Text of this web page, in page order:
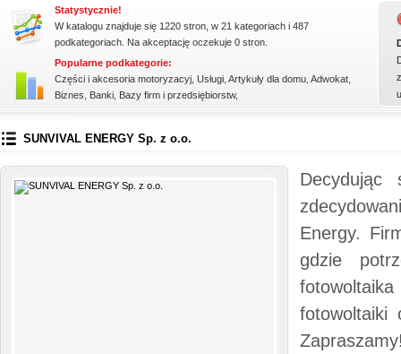
Statystycznie!
W katalogu znajduje się 1220 stron, w 21 kategoriach i 487
podkategoriach. Na akceptację oczekuje 0 stron.
Popularne podkategorie:
Części i akcesoria motoryzacyj Usługi Artykuły dla domu Adwokat
Biznes
Banki Bazy firm i przedsiębiorstw,
SUNVIVAL ENERGY Sp. z o.o.
Energy.
gdzie
fotowoltaiki